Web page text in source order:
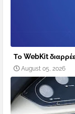
Το WebKit
August 05, 2026